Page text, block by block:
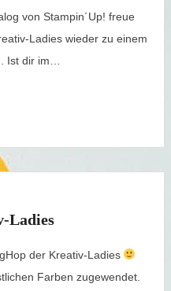
von Stampin´Up! freue
Ladies wieder zu einem
Ist dir im…
Ladies
der Kreativ-Ladies
Farben zugewendet.